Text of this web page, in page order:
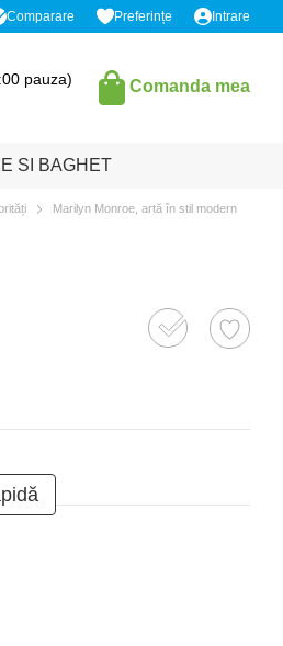
Comparare Preferințe Intrare
pauza)
Comanda mea
SI BAGHET
Marilyn Monroe, artă în stil modern